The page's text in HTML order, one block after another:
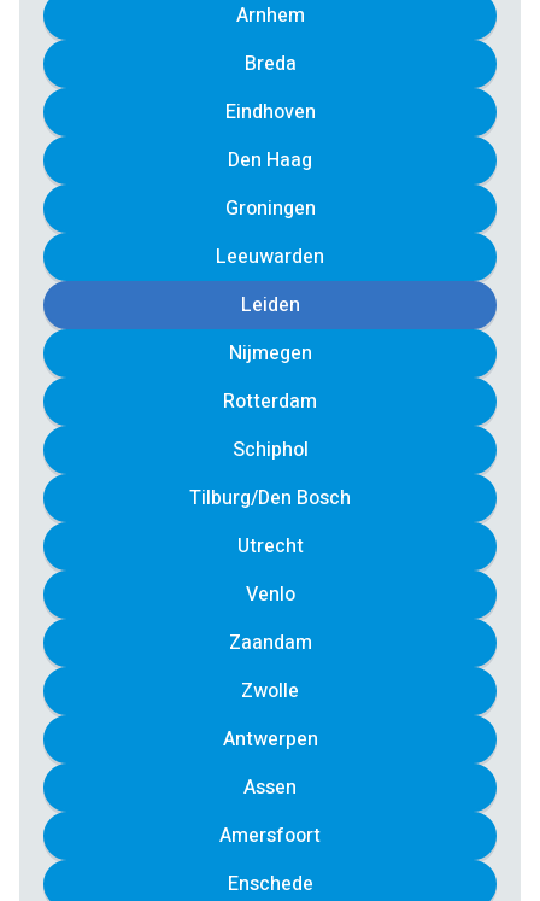
Arnhem
Breda
Eindhoven
Den Haag
Groningen
Leeuwarden
Leiden
Nijmegen
Rotterdam
Schiphol
Tilburg/Den Bosch
Utrecht
Venlo
Zaandam
Zwolle
Antwerpen
Assen
Amersfoort
Enschede